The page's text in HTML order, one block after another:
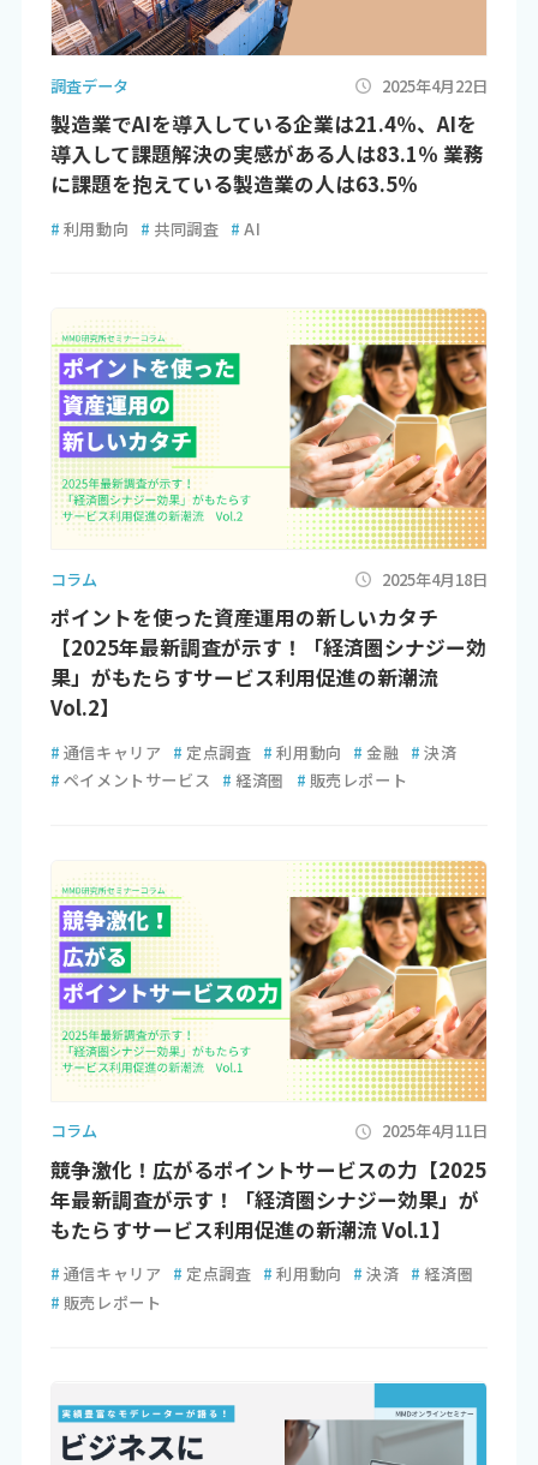
調査データ 2025年4月22日
製造業でAIを導入している企業は21.4％、AIを
導入して課題解決の実感がある人は83.1％ 業務
に課題を抱えている製造業の人は63.5％
# 利用動向 # 共同調査 # AI
コラム 2025年4月18日
ポイントを使った資産運用の新しいカタチ
【2025年最新調査が示す！「経済圏シナジー効
果」がもたらすサービス利用促進の新潮流
Vol.2】
# 通信キャリア # 定点調査 # 利用動向 # 金融 # 決済
# ペイメントサービス # 経済圏 # 販売レポート
コラム 2025年4月11日
競争激化！広がるポイントサービスの力【2025
年最新調査が示す！「経済圏シナジー効果」が
もたらすサービス利用促進の新潮流 Vol.1】
# 通信キャリア # 定点調査 # 利用動向 # 決済 # 経済圏
# 販売レポート